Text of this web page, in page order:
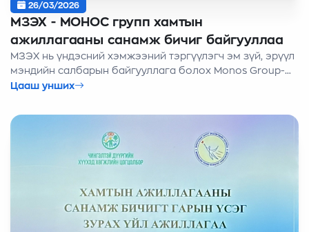
26/03/2026
МЗЭХ - МОНОС групп хамтын
ажиллагааны санамж бичиг байгууллаа
МЗЭХ нь үндэсний хэмжээний тэргүүлэгч эм зүй, эрүүл
мэндийн салбарын байгууллага болох Monos Group-
тэй хамтын ажиллагааны санамж бичигт гарын үсэг
Цааш унших